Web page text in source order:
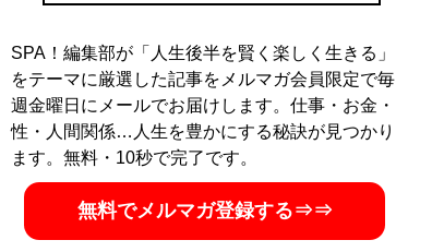
SPA！編集部が「人生後半を賢く楽しく生きる」
をテーマに厳選した記事をメルマガ会員限定で毎
週金曜日にメールでお届けします。仕事・お金・
性・人間関係…人生を豊かにする秘訣が見つかり
ます。無料・10秒で完了です。
無料でメルマガ登録する⇒⇒